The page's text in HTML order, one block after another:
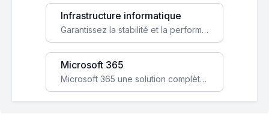
Infrastructure informatique
Garantissez la stabilité et la performance de votre entreprise avec une infrastructure IT sécurisée et évolutive.
Microsoft 365
Microsoft 365 une solution complète qui booste votre productivité, renforce la sécurité de vos données et facilite la collaboration.